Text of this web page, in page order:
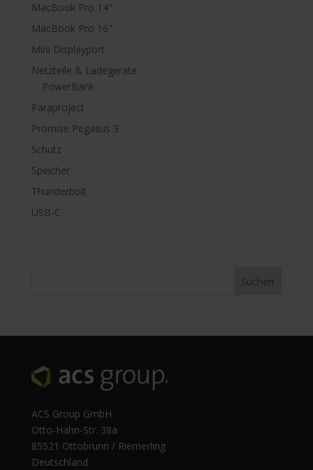
MacBook Pro 14"
MacBook Pro 16"
Mini Displayport
Netzteile & Ladegeräte
PowerBank
Paraproject
Promise Pegasus 3
Schutz
Speicher
Thunderbolt
USB-C
ACS Group GmbH
Otto-Hahn-Str. 38a
85521 Ottobrunn / Riemerling
Deutschland